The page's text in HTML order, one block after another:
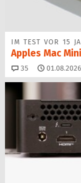
IM TEST VOR 15
Apples Mac
35 Kommentare
01.08.2026